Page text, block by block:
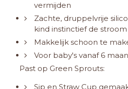
vermijden
Zachte, druppelvrije
kind instinctief de
Makkelijk schoon te
Voor baby's vanaf 6
Past op Green Sprouts:
Sip en Straw Cup